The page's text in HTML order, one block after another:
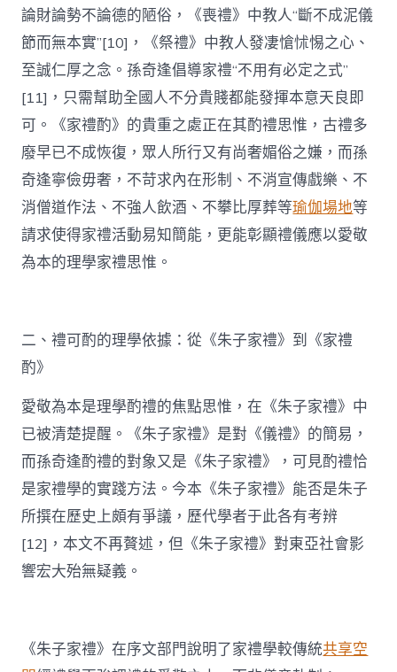
論財論勢不論德的陋俗，《喪禮》中教人“斷不成泥儀
節而無本實”[10]，《祭禮》中教人發凄愴怵惕之心、
至誠仁厚之念。孫奇逢倡導家禮“不用有必定之式”
[11]，只需幫助全國人不分貴賤都能發揮本意天良即
可。《家禮酌》的貴重之處正在其酌禮思惟，古禮多
廢早已不成恢復，眾人所行又有尚奢媚俗之嫌，而孫
奇逢寧儉毋奢，不苛求內在形制、不消宣傳戲樂、不
消僧道作法、不強人飲酒、不攀比厚葬等瑜伽場地等
請求使得家禮活動易知簡能，更能彰顯禮儀應以愛敬
為本的理學家禮思惟。
二、禮可酌的理學依據：從《朱子家禮》到《家禮
酌》
愛敬為本是理學酌禮的焦點思惟，在《朱子家禮》中
已被清楚提醒。《朱子家禮》是對《儀禮》的簡易，
而孫奇逢酌禮的對象又是《朱子家禮》，可見酌禮恰
是家禮學的實踐方法。今本《朱子家禮》能否是朱子
所撰在歷史上頗有爭議，歷代學者于此各有考辨
[12]，本文不再贅述，但《朱子家禮》對東亞社會影
響宏大殆無疑義。
《朱子家禮》在序文部門說明了家禮學較傳統共享空